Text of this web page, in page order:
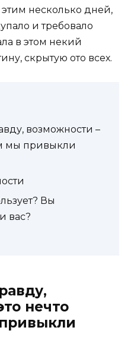
несколько дней,
и требовало
в этом некий
скрытую ото всех.
возможности –
мы привыкли
Вы
вас?
нечто